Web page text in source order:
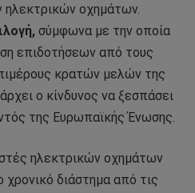
οχημάτων.
σύμφωνα με την οποία
επιδοτήσεων από τους
κρατών μελών της
ο κίνδυνος να ξεσπάσει
της Ευρωπαϊκής Ένωσης.
ηλεκτρικών οχημάτων
χρονικό διάστημα από τις